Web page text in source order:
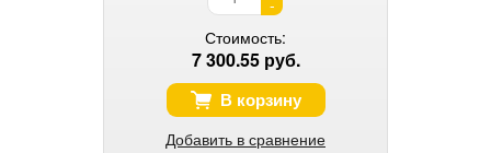
Стоимость:
7 300.55 руб.
В корзину
Добавить в сравнение